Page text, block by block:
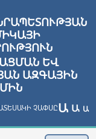
ԵՎ
ԱԶԳԱՅԻՆ
ՉԱՓՍԸԱ Ա Ա